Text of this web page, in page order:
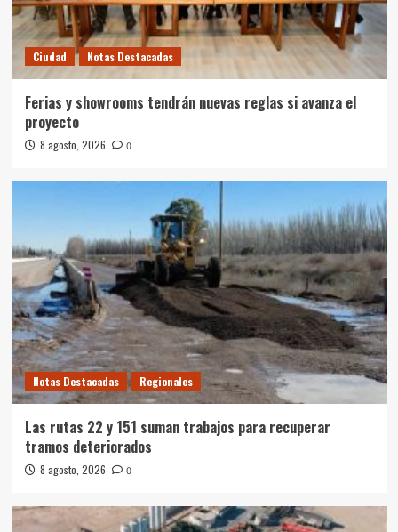
Ciudad Notas Destacadas
Ferias y showrooms tendrán nuevas reglas si avanza el
proyecto
8 agosto, 2026 0
Notas Destacadas Regionales
Las rutas 22 y 151 suman trabajos para recuperar
tramos deteriorados
8 agosto, 2026 0